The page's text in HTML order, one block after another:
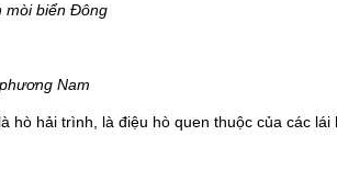
mòi biển Đông
Nam
hải trình, là điệu hò quen thuộc của các lái